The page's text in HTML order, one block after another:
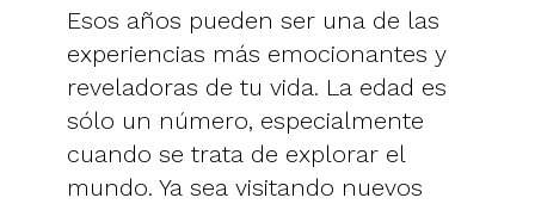
Esos años pueden ser una de las
experiencias más emocionantes y
reveladoras de tu vida. La edad es
sólo un número, especialmente
cuando se trata de explorar el
mundo. Ya sea visitando nuevos